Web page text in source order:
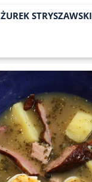
ŻUREK STRYSZAWSKI